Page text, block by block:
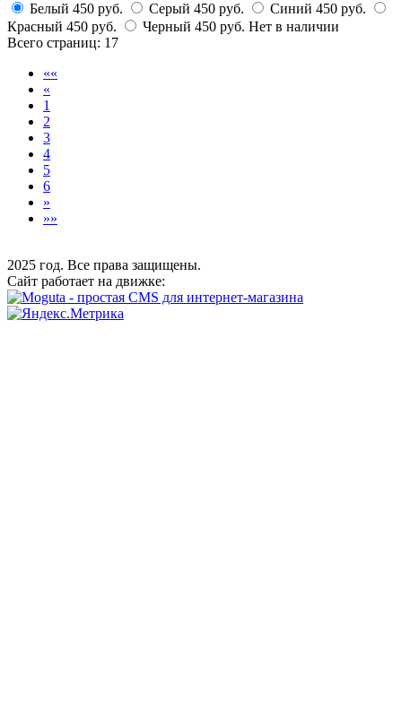
Белый 450 руб. Серый 450 руб. Синий 450 руб.
Красный 450 руб. Черный 450 руб. Нет в наличии
Всего страниц: 17
««
«
1
2
3
4
5
6
»
»»
2025 год. Все права защищены.
Сайт работает на движке: